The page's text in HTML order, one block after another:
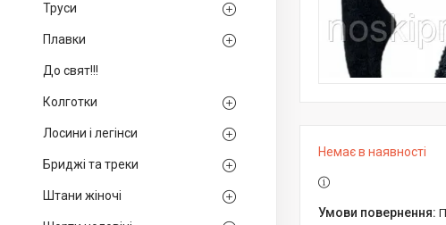
Труси
Плавки
До свят!!!
Колготки
Лосини і легінси
Бриджі та треки
Штани жіночі
Немає в наявності